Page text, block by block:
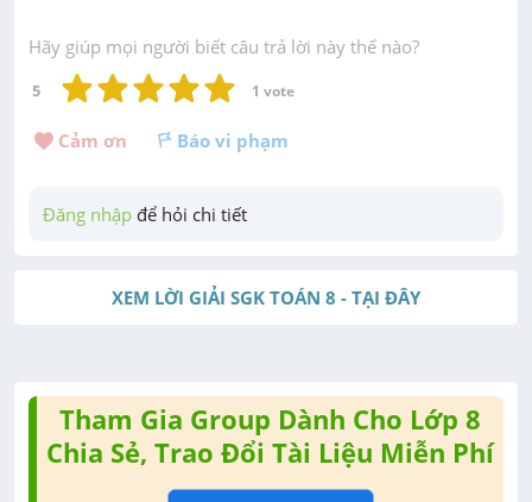
Hãy giúp mọi người biết câu trả lời này thế nào?
5 1 vote
Cảm ơn Báo vi phạm
Đăng nhập để hỏi chi tiết
XEM LỜI GIẢI SGK TOÁN 8 - TẠI ĐÂY
Tham Gia Group Dành Cho Lớp 8
Chia Sẻ, Trao Đổi Tài Liệu Miễn Phí